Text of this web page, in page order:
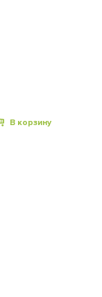
В корзину